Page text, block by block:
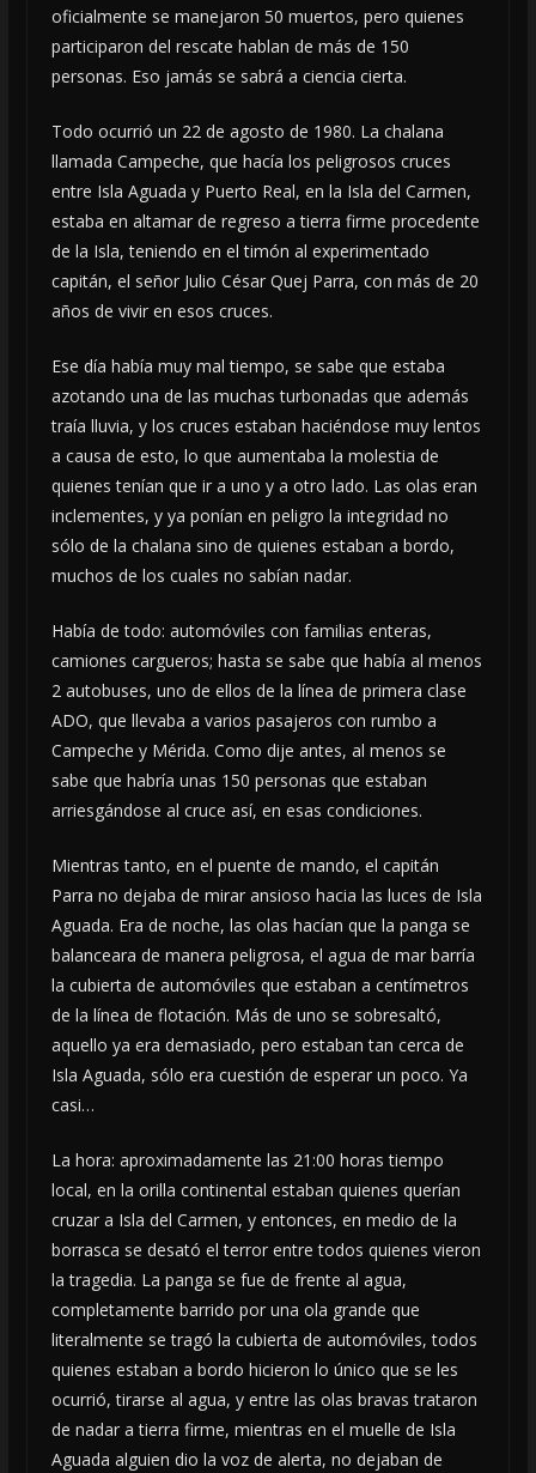
oficialmente se manejaron 50 muertos, pero quienes
participaron del rescate hablan de más de 150
personas. Eso jamás se sabrá a ciencia cierta.
Todo ocurrió un 22 de agosto de 1980. La chalana
llamada Campeche, que hacía los peligrosos cruces
entre Isla Aguada y Puerto Real, en la Isla del Carmen,
estaba en altamar de regreso a tierra firme procedente
de la Isla, teniendo en el timón al experimentado
capitán, el señor Julio César Quej Parra, con más de 20
años de vivir en esos cruces.
Ese día había muy mal tiempo, se sabe que estaba
azotando una de las muchas turbonadas que además
traía lluvia, y los cruces estaban haciéndose muy lentos
a causa de esto, lo que aumentaba la molestia de
quienes tenían que ir a uno y a otro lado. Las olas eran
inclementes, y ya ponían en peligro la integridad no
sólo de la chalana sino de quienes estaban a bordo,
muchos de los cuales no sabían nadar.
Había de todo: automóviles con familias enteras,
camiones cargueros; hasta se sabe que había al menos
2 autobuses, uno de ellos de la línea de primera clase
ADO, que llevaba a varios pasajeros con rumbo a
Campeche y Mérida. Como dije antes, al menos se
sabe que habría unas 150 personas que estaban
arriesgándose al cruce así, en esas condiciones.
Mientras tanto, en el puente de mando, el capitán
Parra no dejaba de mirar ansioso hacia las luces de Isla
Aguada. Era de noche, las olas hacían que la panga se
balanceara de manera peligrosa, el agua de mar barría
la cubierta de automóviles que estaban a centímetros
de la línea de flotación. Más de uno se sobresaltó,
aquello ya era demasiado, pero estaban tan cerca de
Isla Aguada, sólo era cuestión de esperar un poco. Ya
casi…
La hora: aproximadamente las 21:00 horas tiempo
local, en la orilla continental estaban quienes querían
cruzar a Isla del Carmen, y entonces, en medio de la
borrasca se desató el terror entre todos quienes vieron
la tragedia. La panga se fue de frente al agua,
completamente barrido por una ola grande que
literalmente se tragó la cubierta de automóviles, todos
quienes estaban a bordo hicieron lo único que se les
ocurrió, tirarse al agua, y entre las olas bravas trataron
de nadar a tierra firme, mientras en el muelle de Isla
Aguada alguien dio la voz de alerta, no dejaban de